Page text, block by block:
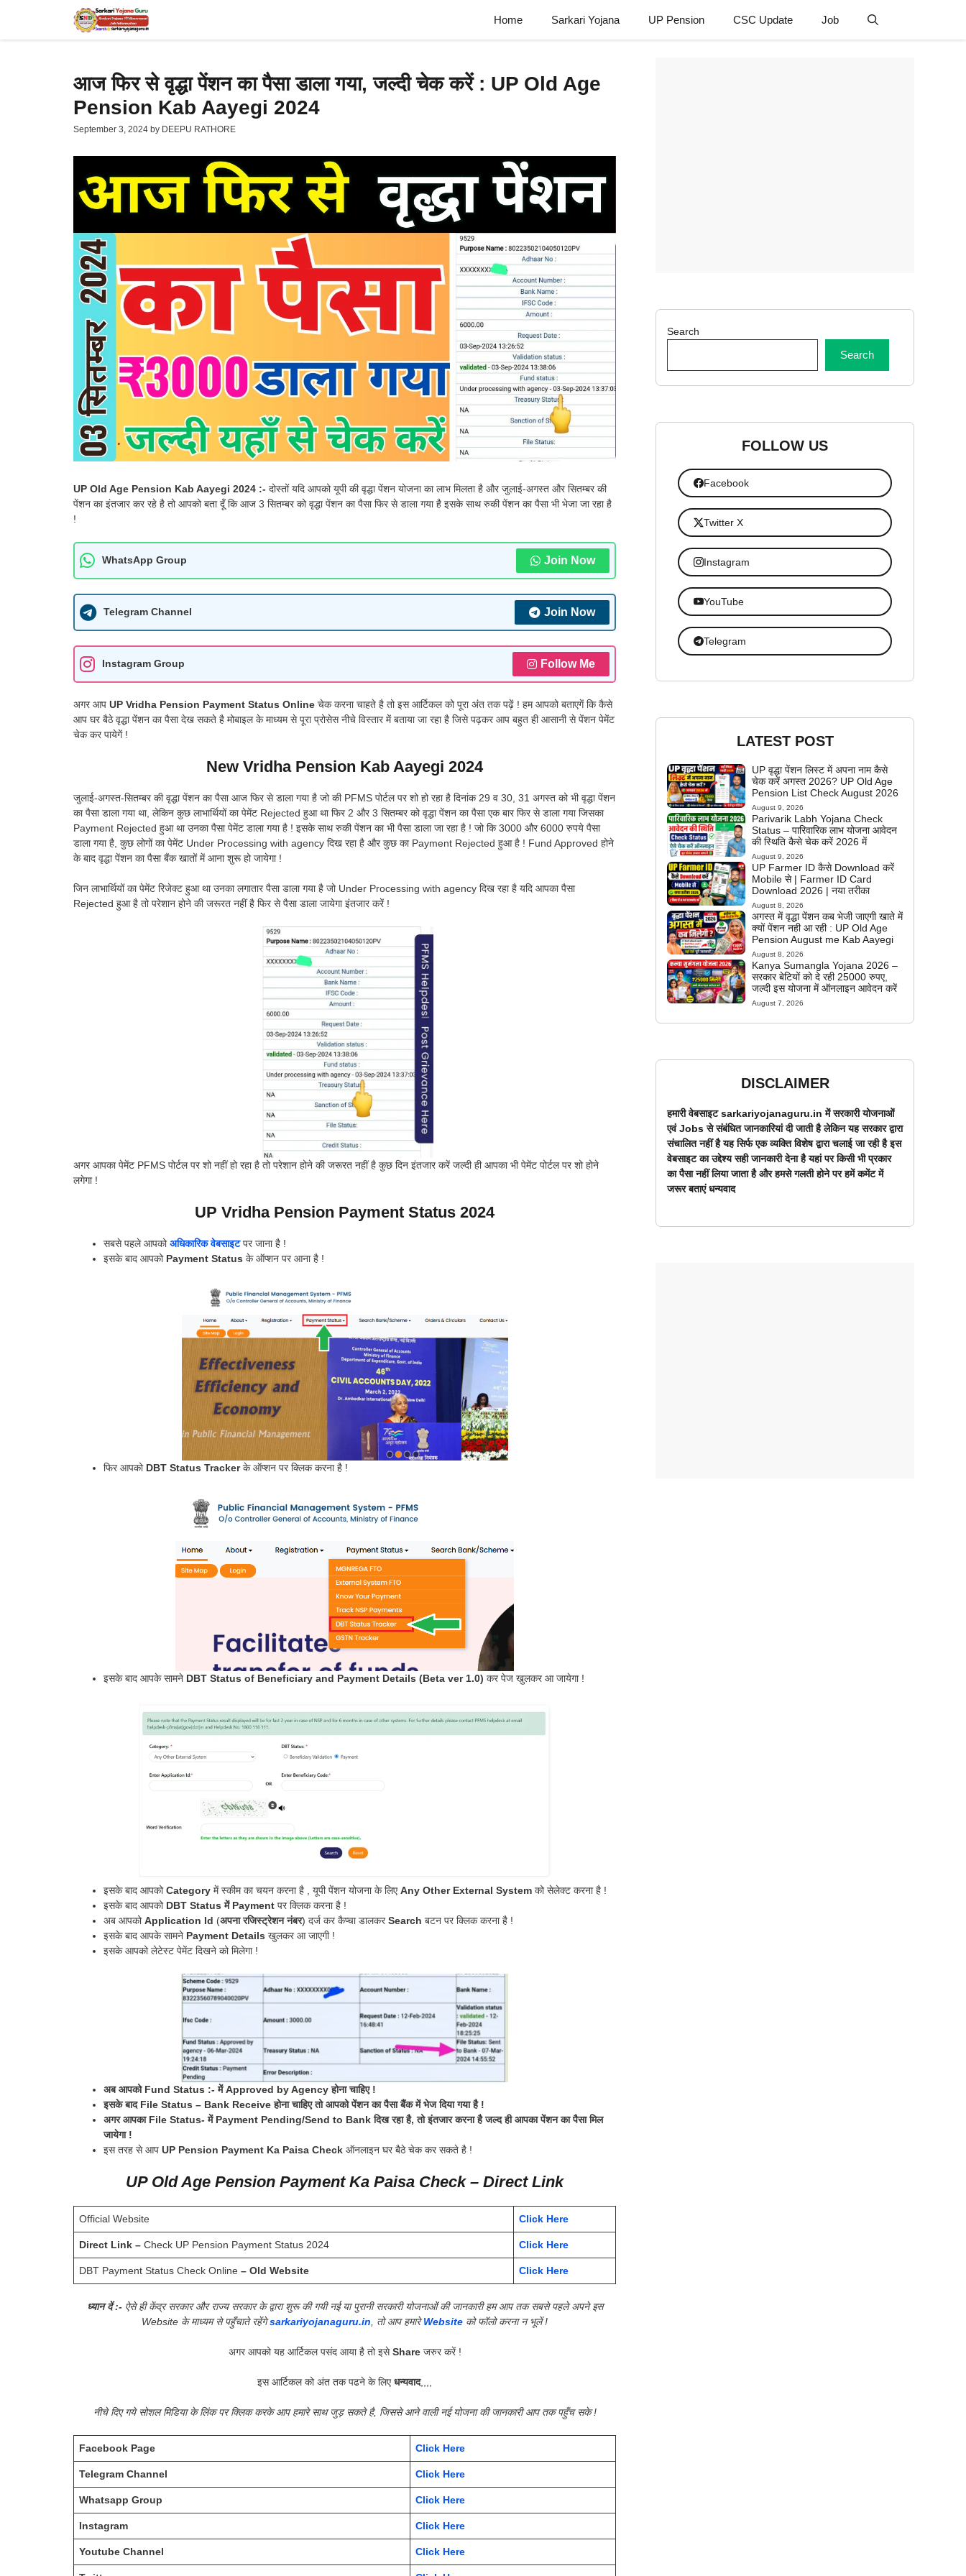
Home Sarkari Yojana UP Pension CSC Update Job
आज फिर से वृद्धा पेंशन का पैसा डाला गया, जल्दी चेक करें : UP Old Age
Pension Kab Aayegi 2024
September 3, 2024 by DEEPU RATHORE
UP Old Age Pension Kab Aayegi 2024 :- दोस्तों यदि आपको यूपी की वृद्धा पेंशन योजना का लाभ मिलता है और जुलाई-अगस्त और सितम्बर की
पेंशन का इंतजार कर रहे है तो आपको बता दूँ कि आज 3 सितम्बर को वृद्धा पेंशन का पैसा फिर से डाला गया है इसके साथ रुकी पेंशन का पैसा भी भेजा जा रहा है
!
WhatsApp Group Join Now
Telegram Channel Join Now
Instagram Group Follow Me
अगर आप UP Vridha Pension Payment Status Online चेक करना चाहते है तो इस आर्टिकल को पूरा अंत तक पढ़ें ! हम आपको बताएगें कि कैसे
आप घर बैठे वृद्धा पेंशन का पैसा देख सकते है मोबाइल के माध्यम से पूरा प्रोसेस नीचे विस्तार में बताया जा रहा है जिसे पढ़कर आप बहुत ही आसानी से पेंशन पेमेंट
चेक कर पायेगें !
New Vridha Pension Kab Aayegi 2024
जुलाई-अगस्त-सितम्बर की वृद्धा पेंशन का पैसा आज फिर से डाला गया है जो की PFMS पोर्टल पर शो हो रहा है दिनांक 29 व 30, 31 अगस्त को भी वृद्धा पेंशन
का पैसा डाला गया था, लेकिन कुछ लाभार्थियों का पेमेंट Rejected हुआ था फिर 2 और 3 सितम्बर को वृद्धा पेंशन का पैसा एक बार फिर से डाला गया जिसका
Payment Rejected हुआ था उनका पैसा पेमेंट डाला गया है ! इसके साथ रुकी पेंशन का भी पैसा डाला जा रहा है ! जो कि 3000 और 6000 रुपये पैसा
डाला गया है, कुछ लोगों का पेमेंट Under Processing with agency दिख रहा है और कुछ का Payment Rejected हुआ है ! Fund Approved होने
के बाद वृद्धा पेंशन का पैसा बैंक खातों में आना शुरू हो जायेगा !
जिन लाभार्थियों का पेमेंट रिजेक्ट हुआ था उनका लगातार पैसा डाला गया है जो Under Processing with agency दिख रहा है यदि आपका पैसा
Rejected हुआ है तो परेशान होने की जरूरत नहीं है फिर से पैसा डाला जायेगा इंतजार करें !
अगर आपका पेमेंट PFMS पोर्टल पर शो नहीं हो रहा है तो परेशान होने की जरूरत नहीं है कुछ दिन इंतजार करें जल्दी ही आपका भी पेमेंट पोर्टल पर शो होने
लगेगा !
UP Vridha Pension Payment Status 2024
सबसे पहले आपकोअधिकारिक वेबसाइटपर जाना है !
इसके बाद आपको Payment Status के ऑप्शन पर आना है !
फिर आपको DBT Status Trackerके ऑप्शन पर क्लिक करना है !
इसके बाद आपके सामने DBT Status of Beneficiary and Payment Details (Beta ver 1.0) कर पेज खुलकर आ जायेगा !
इसके बाद आपकोCategory में स्कीम का चयन करना है , यूपी पेंशन योजना के लिएAny Other External System को सेलेक्ट करना है !
इसके बाद आपको DBT Status में Payment पर क्लिक करना है !
अब आपकोApplication Id (अपना रजिस्ट्रेशन नंबर) दर्ज कर कैप्चा डालकरSearch बटन पर क्लिक करना है !
इसके बाद आपके सामने Payment Details खुलकर आ जाएगी !
इसके आपको लेटेस्ट पेमेंट दिखने को मिलेगा !
अब आपको Fund Status :- में Approved by Agency होना चाहिए !
इसके बाद File Status – Bank Receive होना चाहिए तो आपको पेंशन का पैसा बैंक में भेज दिया गया है !
अगर आपका File Status- में Payment Pending/Send to Bank दिख रहा है, तो इंतजार करना है जल्द ही आपका पेंशन का पैसा मिल
जायेगा !
इस तरह से आप UP Pension Payment Ka Paisa Check ऑनलाइन घर बैठे चेक कर सकते है !
UP Old Age Pension Payment Ka Paisa Check – Direct Link
Official Website Click Here
Direct Link – Check UP Pension Payment Status 2024 Click Here
DBT Payment Status Check Online – Old Website Click Here
ध्यान दें :-ऐसे ही केंद्र सरकार और राज्य सरकार के द्वारा शुरू की गयी नई या पुरानी सरकारी योजनाओं की जानकारी हम आप तक सबसे पहले अपने इस
Website के माध्यम से पहुँचाते रहेंगेsarkariyojanaguru.in , तो आप हमारेWebsite को फॉलो करना न भूलें !
अगर आपको यह आर्टिकल पसंद आया है तो इसेShareजरुर करें !
इस आर्टिकल को अंत तक पढने के लिएधन्यवाद,,,,
नीचे दिए गये सोशल मिडिया के लिंक पर क्लिक करके आप हमारे साथ जुड़ सकते है, जिससे आने वाली नई योजना की जानकारी आप तक पहुँच सके !
Facebook Page Click Here
Telegram Channel Click Here
Whatsapp Group Click Here
Instagram Click Here
Youtube Channel Click Here
Search
Search
FOLLOW US
Facebook
Twitter X
Instagram
YouTube
Telegram
LATEST POST
UP वृद्धा पेंशन लिस्ट में अपना नाम कैसे
चेक करें अगस्त 2026? UP Old Age
Pension List Check August 2026
August 9, 2026
Parivarik Labh Yojana Check
Status – पारिवारिक लाभ योजना आवेदन
की स्थिति कैसे चेक करें 2026 में
August 9, 2026
UP Farmer ID कैसे Download करें
Mobile से | Farmer ID Card
Download 2026 | नया तरीका
August 8, 2026
अगस्त में वृद्धा पेंशन कब भेजी जाएगी खाते में
क्यों पेंशन नही आ रही : UP Old Age
Pension August me Kab Aayegi
August 8, 2026
Kanya Sumangla Yojana 2026 –
सरकार बेटियों को दे रही 25000 रुपए,
जल्दी इस योजना में ऑनलाइन आवेदन करें
August 7, 2026
DISCLAIMER
हमारी वेबसाइट sarkariyojanaguru.in में सरकारी योजनाओं
एवं Jobs से संबंधित जानकारियां दी जाती है लेकिन यह सरकार द्वारा
संचालित नहीं है यह सिर्फ एक व्यक्ति विशेष द्वारा चलाई जा रही है इस
वेबसाइट का उद्देश्य सही जानकारी देना है यहां पर किसी भी प्रकार
का पैसा नहीं लिया जाता है और हमसे गलती होने पर हमें कमेंट में
जरूर बताएं धन्यवाद